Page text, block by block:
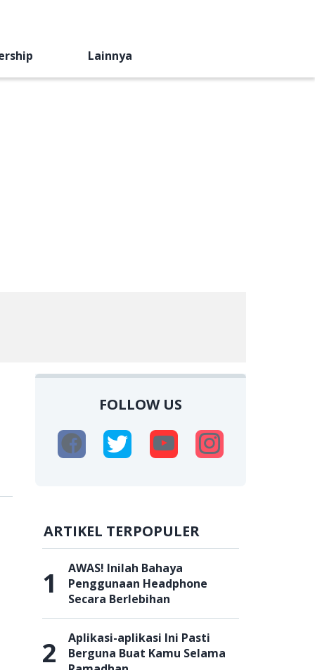
Lainnya
FOLLOW US
ARTIKEL TERPOPULER
1
AWAS! Inilah Bahaya
Penggunaan Headphone
Secara Berlebihan
2
Aplikasi-aplikasi Ini Pasti
Berguna Buat Kamu Selama